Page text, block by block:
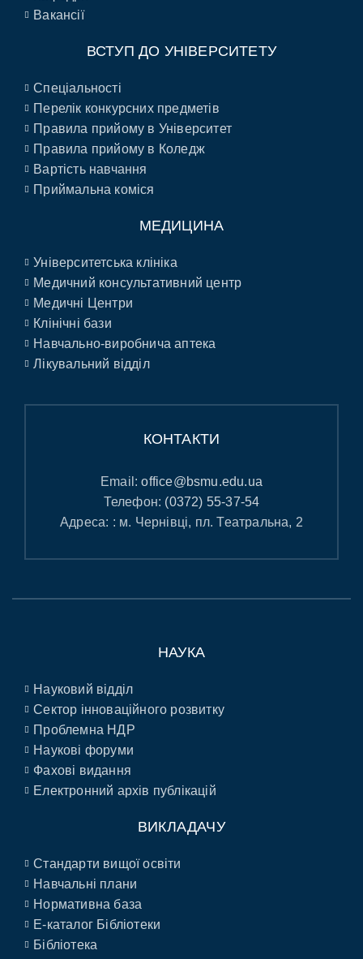
Вакансії
ВСТУП ДО УНІВЕРСИТЕТУ
Спеціальності
Перелік конкурсних предметів
Правила прийому в Університет
Правила прийому в Коледж
Вартість навчання
Приймальна коміся
МЕДИЦИНА
Університетська клініка
Медичний консультативний центр
Медичні Центри
Клінічні бази
Навчально-виробнича аптека
Лікувальний відділ
КОНТАКТИ
Email:office@bsmu.edu.ua
Телефон: (0372) 55-37-54
Адреса: : м. Чернівці, пл. Театральна, 2
НАУКА
Науковий відділ
Сектор інноваційного розвитку
Проблемна НДР
Наукові форуми
Фахові видання
Електронний архів публікацій
ВИКЛАДАЧУ
Стандарти вищої освіти
Навчальні плани
Нормативна база
E-каталог Бібліотеки
Бібліотека